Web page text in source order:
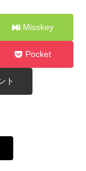
Misskey
Pocket
ト